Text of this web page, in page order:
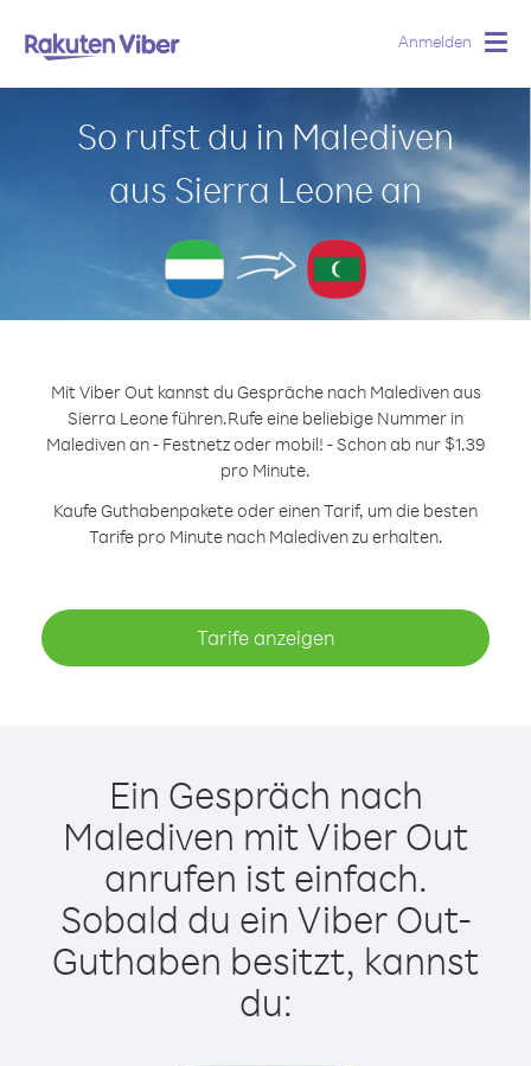
Anmelden
So rufst du in Malediven
aus Sierra Leone an
Mit Viber Out kannst du Gespräche nach Malediven aus
Sierra Leone führen.Rufe eine beliebige Nummer in
Malediven an - Festnetz oder mobil! - Schon ab nur $1.39
pro Minute.
Kaufe Guthabenpakete oder einen Tarif, um die besten
Tarife pro Minute nach Malediven zu erhalten.
Tarife anzeigen
Ein Gespräch nach
Malediven mit Viber Out
anrufen ist einfach.
Sobald du ein Viber Out-
Guthaben besitzt, kannst
du: